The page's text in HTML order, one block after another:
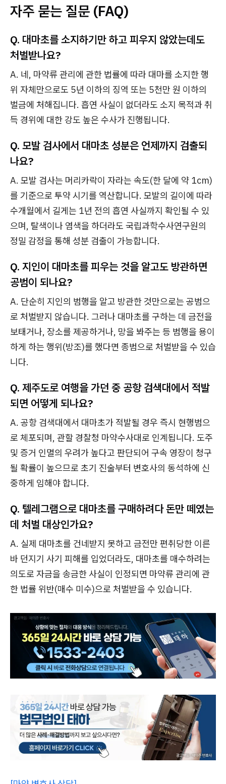
자주 묻는 질문 (FAQ)
Q. 대마초를 소지하기만 하고 피우지 않았는데도
처벌받나요?
A. 네, 마약류 관리에 관한 법률에 따라 대마를 소지한 행
위 자체만으로도 5년 이하의 징역 또는 5천만 원 이하의
벌금에 처해집니다. 흡연 사실이 없더라도 소지 목적과 취
득 경위에 대한 강도 높은 수사가 진행됩니다.
Q. 모발 검사에서 대마초 성분은 언제까지 검출되
나요?
A. 모발 검사는 머리카락이 자라는 속도(한 달에 약 1cm)
를 기준으로 투약 시기를 역산합니다. 모발의 길이에 따라
수개월에서 길게는 1년 전의 흡연 사실까지 확인될 수 있
으며, 탈색이나 염색을 하더라도 국립과학수사연구원의
정밀 감정을 통해 성분 검출이 가능합니다.
Q. 지인이 대마초를 피우는 것을 알고도 방관하면
공범이 되나요?
A. 단순히 지인의 범행을 알고 방관한 것만으로는 공범으
로 처벌받지 않습니다. 그러나 대마초를 구하는 데 금전을
보태거나, 장소를 제공하거나, 망을 봐주는 등 범행을 용이
하게 하는 행위(방조)를 했다면 종범으로 처벌받을 수 있습
니다.
Q. 제주도로 여행을 가던 중 공항 검색대에서 적발
되면 어떻게 되나요?
A. 공항 검색대에서 대마초가 적발될 경우 즉시 현행범으
로 체포되며, 관할 경찰청 마약수사대로 인계됩니다. 도주
및 증거 인멸의 우려가 높다고 판단되어 구속 영장이 청구
될 확률이 높으므로 초기 진술부터 변호사의 동석하에 신
중하게 임해야 합니다.
Q. 텔레그램으로 대마초를 구매하려다 돈만 떼였는
데 처벌 대상인가요?
A. 실제 대마초를 건네받지 못하고 금전만 편취당한 이른
바 던지기 사기 피해를 입었더라도, 대마초를 매수하려는
의도로 자금을 송금한 사실이 인정되면 마약류 관리에 관
한 법률 위반(매수 미수)으로 처벌받을 수 있습니다.